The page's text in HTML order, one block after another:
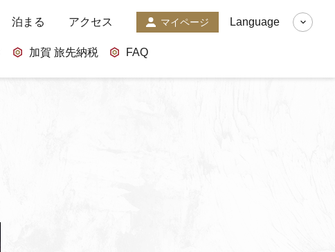
泊まる アクセス マイページ
加賀 旅先納税 FAQ
Language